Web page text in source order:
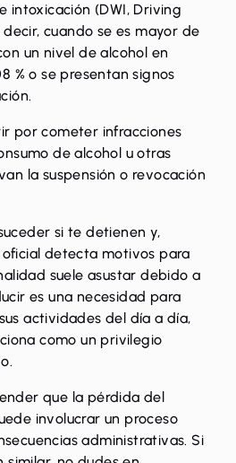
intoxicación (DWI, Driving
cuando se es mayor de
un nivel de alcohol en
% o se presentan signos
por cometer infracciones
de alcohol u otras
la suspensión o revocación
si te detienen y,
detecta motivos para
suele asustar debido a
es una necesidad para
actividades del día a día,
como un privilegio
que la pérdida del
involucrar un proceso
administrativas. Si